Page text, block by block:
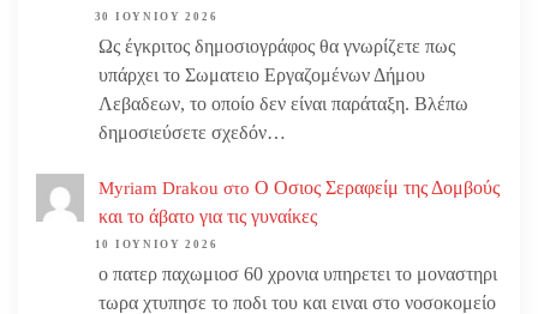
30 ΙΟΥΝΊΟΥ 2026
Ως έγκριτος δημοσιογράφος θα γνωρίζετε πως
υπάρχει το Σωματειο Εργαζομένων Δήμου
Λεβαδεων, το οποίο δεν είναι παράταξη. Βλέπω
δημοσιεύσετε σχεδόν…
Myriam Drakou στο Ο Οσιος Σεραφείμ της Δομβούς
και το άβατο για τις γυναίκες
10 ΙΟΥΝΊΟΥ 2026
ο πατερ παχωμιοσ 60 χρονια υπηρετει το μοναστηρι
τωρα χτυπησε το ποδι του και ειναι στο νοσοκομείο